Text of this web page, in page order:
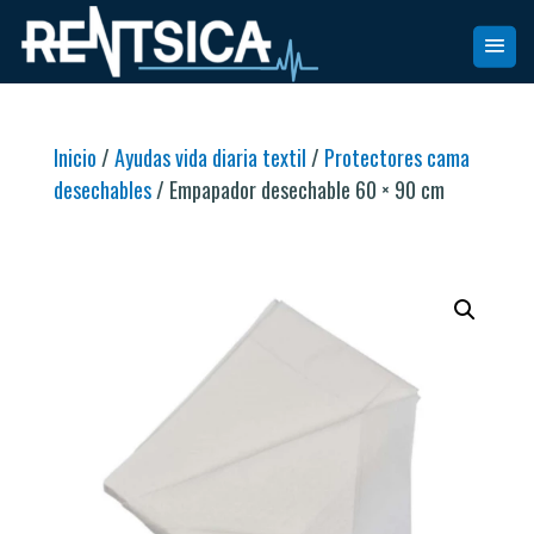
Inicio /Ayudas vida diaria textil / Protectores cama
desechables/ Empapador desechable 60 × 90 cm